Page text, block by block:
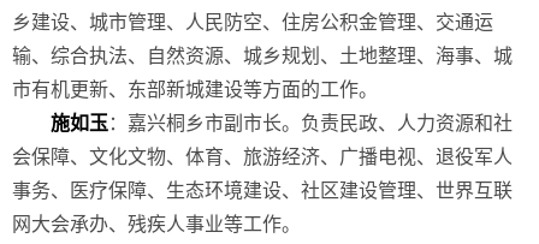
乡建设、城市管理、人民防空、住房公积金管理、交通运
输、综合执法、自然资源、城乡规划、土地整理、海事、城
市有机更新、东部新城建设等方面的工作。
施如玉 ：嘉兴桐乡市副市长。负责民政、人力资源和社
会保障、文化文物、体育、旅游经济、广播电视、退役军人
事务、医疗保障、生态环境建设、社区建设管理、世界互联
网大会承办、残疾人事业等工作。